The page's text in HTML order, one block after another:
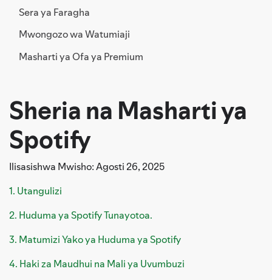
Sera ya Faragha
Mwongozo wa Watumiaji
Masharti ya Ofa ya Premium
Sheria na Masharti ya
Spotify
Ilisasishwa Mwisho: Agosti 26, 2025
1. Utangulizi
2. Huduma ya Spotify Tunayotoa.
3. Matumizi Yako ya Huduma ya Spotify
4. Haki za Maudhui na Mali ya Uvumbuzi